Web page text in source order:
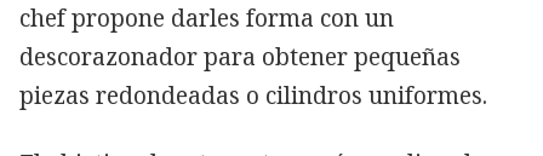
chef propone darles forma con un
descorazonador para obtener pequeñas
piezas redondeadas o cilindros uniformes.